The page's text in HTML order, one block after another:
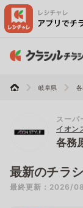
岐阜県
スーパ
イオン
各務
最新のチラ
最終更新：2026/